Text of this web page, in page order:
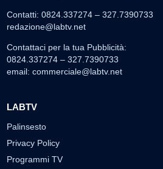
Contatti: 0824.337274 – 327.7390733
redazione@labtv.net
Contattaci per la tua Pubblicità:
0824.337274 – 327.7390733
email: commerciale@labtv.net
LABTV
Palinsesto
Privacy Policy
Programmi TV